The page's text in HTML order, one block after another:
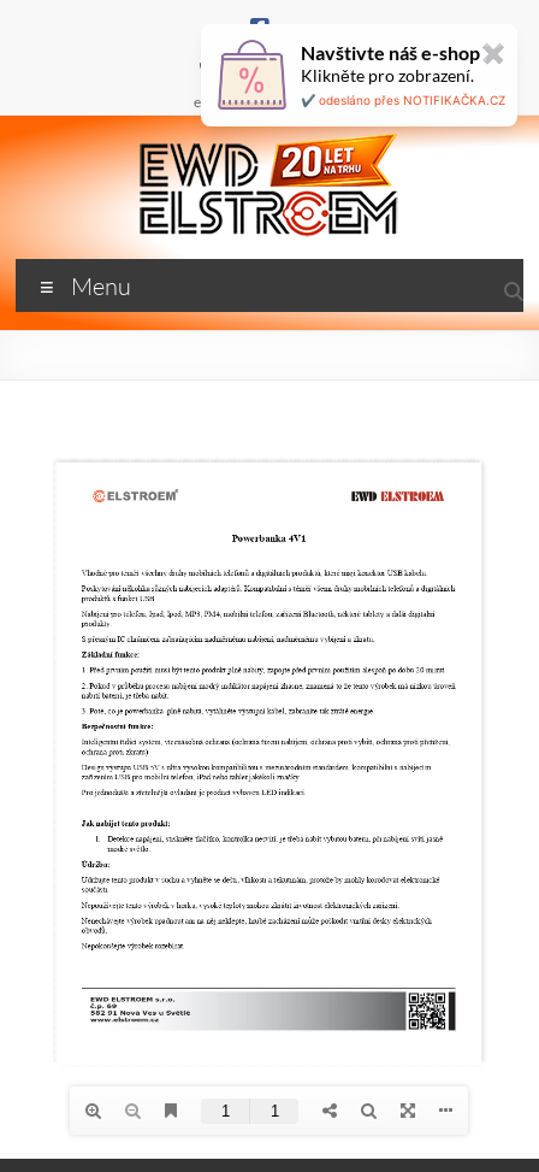
+420 777 687 800
ewd@ewdel.cz
🇬🇧
ewdel.cz
…
Menu
Navštivte náš e-shop✖
Klikněte pro zobrazení.
✔️ odesláno přes NOTIFIKAČKA.CZ